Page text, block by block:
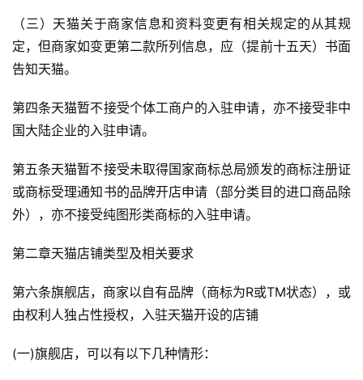
带
货
流
推
私
域
群
问
答
区
（三）天猫关于商家信息和资料变更有相关规定的从其规
定，但商家如变更第二款所列信息，应（提前十五天）书面
告知天猫。
第四条天猫暂不接受个体工商户的入驻申请，亦不接受非中
国大陆企业的入驻申请。
第五条天猫暂不接受未取得国家商标总局颁发的商标注册证
或商标受理通知书的品牌开店申请（部分类目的进口商品除
外），亦不接受纯图形类商标的入驻申请。
第二章天猫店铺类型及相关要求
第六条旗舰店，商家以自有品牌（商标为R或TM状态），或
由权利人独占性授权，入驻天猫开设的店铺
(一)旗舰店，可以有以下几种情形：